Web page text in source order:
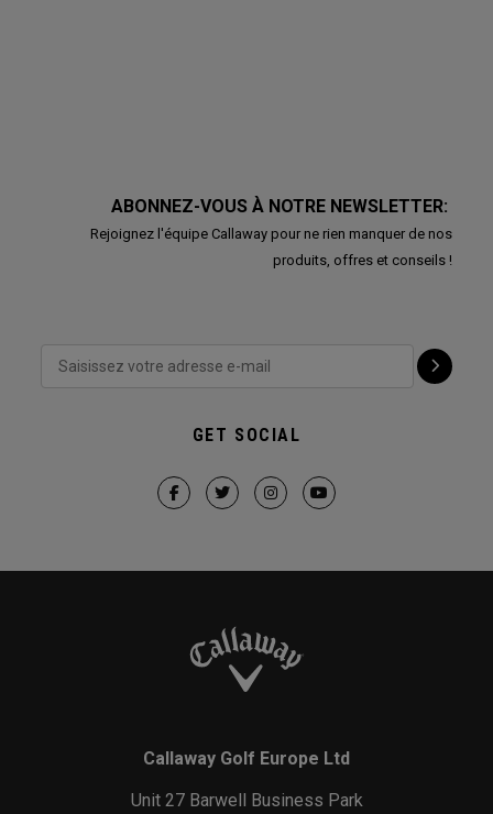
ABONNEZ-VOUS À NOTRE NEWSLETTER:
Rejoignez l'équipe Callaway pour ne rien manquer de nos
produits, offres et conseils !
GET SOCIAL
Callaway Golf Europe Ltd
Unit 27 Barwell Business Park